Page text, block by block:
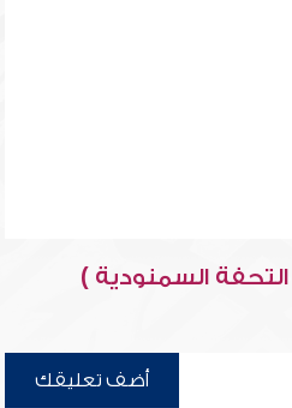
السمنودية )
أضف تعليقك